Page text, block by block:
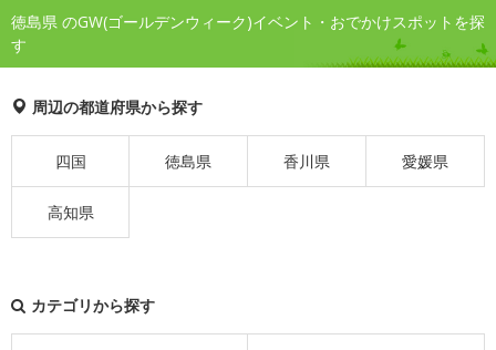
徳島県 のGW(ゴールデンウィーク)イベント・おでかけスポットを探
す
周辺の都道府県から探す
四国 徳島県 香川県 愛媛県
高知県
カテゴリから探す